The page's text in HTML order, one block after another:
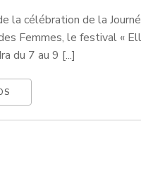
la célébration de la
Femmes, le festival «
du 7 au 9 [...]